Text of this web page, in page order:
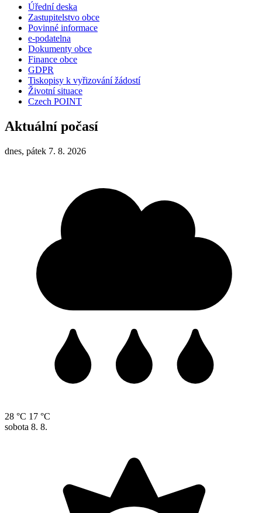
Úřední deska
Zastupitelstvo obce
Povinné informace
e-podatelna
Dokumenty obce
Finance obce
GDPR
Tiskopisy k vyřizování žádostí
Životní situace
Czech POINT
Aktuální počasí
dnes, pátek 7. 8. 2026
28 °C 17 °C
sobota 8. 8.